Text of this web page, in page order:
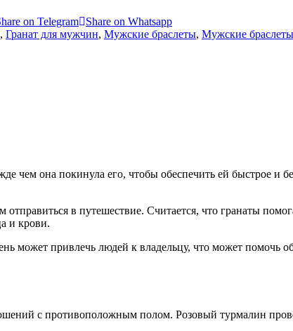
on Telegram
Share on Whatsapp
, Гранат для мужчин, Мужские браслеты, Мужские
чем она покинула его, чтобы обеспечить ей быстрое и
отправиться в путешествие. Считается, что гранаты
и крови.
может привлечь людей к владельцу, что может помочь
с противоположным полом. Розовый турмалин